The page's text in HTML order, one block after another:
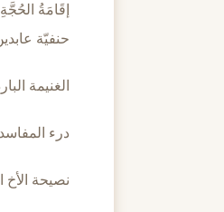
إقَامَةُ
حنفيّة
الغنيمة
درء
نصيحة